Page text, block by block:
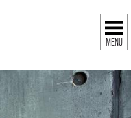
MENÜ